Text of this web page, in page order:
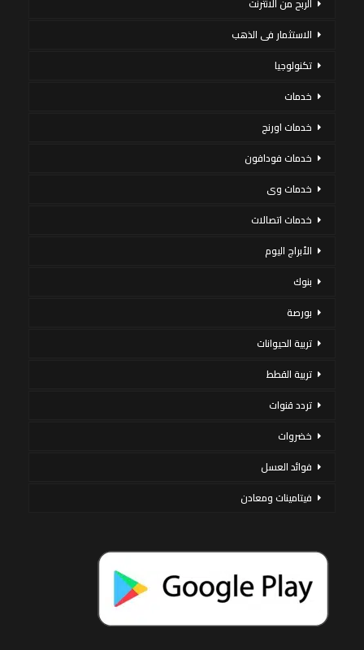
الاستثمار فى الذهب
تكنولوجيا
خدمات
خدمات اورنج
خدمات فودافون
خدمات وى
خدمات اتصالات
الأبراج اليوم
بنوك
بورصة
تربية الحيوانات
تربية القطط
تردد قنوات
خضروات
فوائد العسل
فيتامينات ومعادن